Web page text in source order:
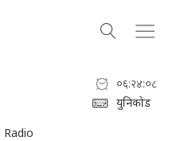
०६:२४:०९
युनिकोड